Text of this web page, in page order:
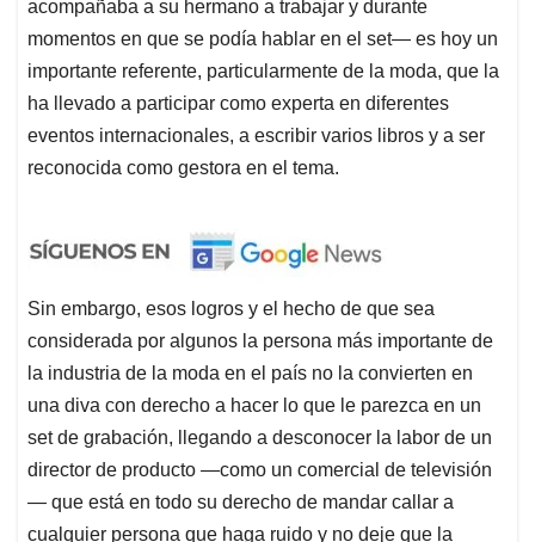
acompañaba a su hermano a trabajar y durante
momentos en que se podía hablar en el set— es hoy un
importante referente, particularmente de la moda, que la
ha llevado a participar como experta en diferentes
eventos internacionales, a escribir varios libros y a ser
reconocida como gestora en el tema.
Sin embargo, esos logros y el hecho de que sea
considerada por algunos la persona más importante de
la industria de la moda en el país no la convierten en
una diva con derecho a hacer lo que le parezca en un
set de grabación, llegando a desconocer la labor de un
director de producto —como un comercial de televisión
— que está en todo su derecho de mandar callar a
cualquier persona que haga ruido y no deje que la